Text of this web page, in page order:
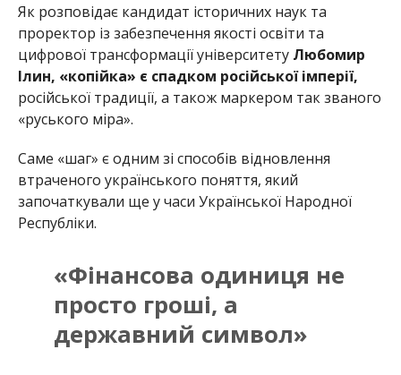
Як розповідає кандидат історичних наук та
проректор із забезпечення якості освіти та
цифрової трансформації університету Любомир
Ілин, «копійка» є спадком російської імперії,
російської традиції, а також маркером так званого
«руського міра».
Саме «шаг» є одним зі способів відновлення
втраченого українського поняття, який
започаткували ще у часи Української Народної
Республіки.
«Фінансова одиниця не
просто гроші, а
державний символ»